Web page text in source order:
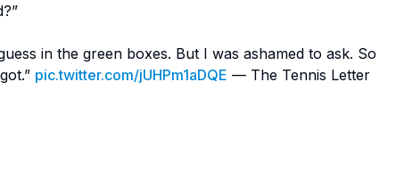
in the green boxes. But I was ashamed to ask. So
pic.twitter.com/jUHPm1aDQE — The Tennis Letter